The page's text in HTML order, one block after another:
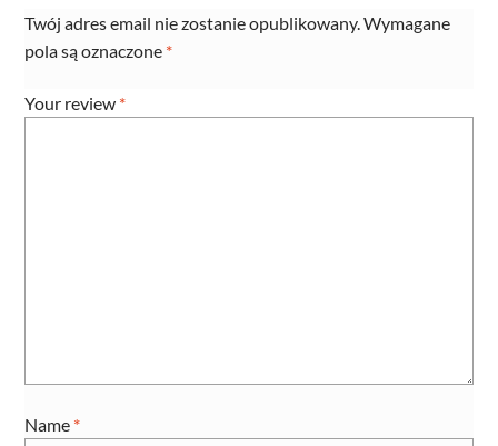
Twój adres email nie zostanie opublikowany. Wymagane
pola są oznaczone *
Your review *
Name *